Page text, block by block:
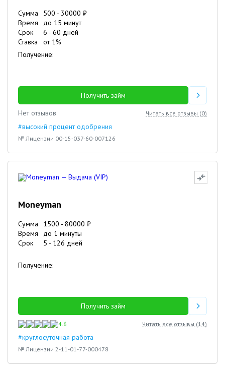
Сумма 500 - 30000 ₽
Время
до 15 минут
Срок
6 - 60 дней
Ставка
от 1%
Получение:
Получить займ
Нет отзывов
Читать все отзывы (0)
#высокий процент одобрения
№ Лицензии 00-15-037-60-007126
Moneyman
Сумма 1500 - 80000 ₽
Время
до 1 минуты
Срок
5 - 126 дней
Получение:
Получить займ
4.6 Читать все отзывы (14)
#круглосуточная работа
№ Лицензии 2-11-01-77-000478